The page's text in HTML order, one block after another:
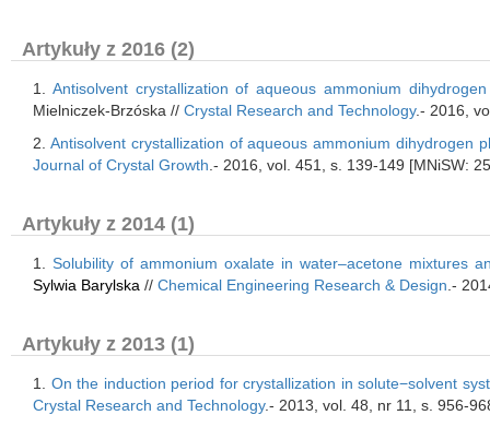
Artykuły z 2016 (2)
1. Antisolvent crystallization of aqueous ammonium
Mielniczek-Brzóska // Crystal Research and Technology.- 2016,
2. Antisolvent crystallization of aqueous ammonium dihydrogen
Journal of Crystal Growth .- 2016, vol. 451, s. 139-149 [MNiSW:
Artykuły z 2014 (1)
1. Solubility of ammonium oxalate in water–acetone mixtures
Sylwia Barylska // Chemical Engineering Research & Design .-
Artykuły z 2013 (1)
1. On the induction period for crystallization in solute−solvent
Crystal Research and Technology.- 2013, vol. 48, nr 11, s. 956-